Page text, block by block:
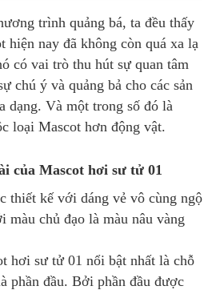
trình quảng bá, ta đều thấy
hiện nay đã không còn quá xa lạ
có vai trò thu hút sự quan tâm
chú ý và quảng bả cho các sản
dạng. Và một trong số đó là
loại Mascot hơn động vật.
của Mascot hơi sư tử 01
thiết kế với dáng vẻ vô cùng ngộ
chủ đạo là màu nâu vàng
hơi sư tử 01 nổi bật nhất là chỗ
phần đầu. Bởi phần đầu được